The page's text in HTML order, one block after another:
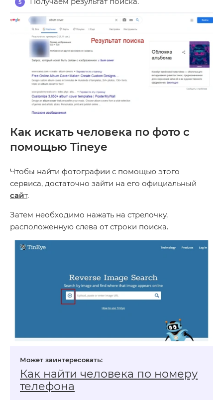
Как искать человека по фото с
помощью Tineye
Чтобы найти фотографии с помощью этого
сервиса, достаточно зайти на его официальный
сайт.
Затем необходимо нажать на стрелочку,
расположенную слева от строки поиска.
Как найти человека по номеру
телефона